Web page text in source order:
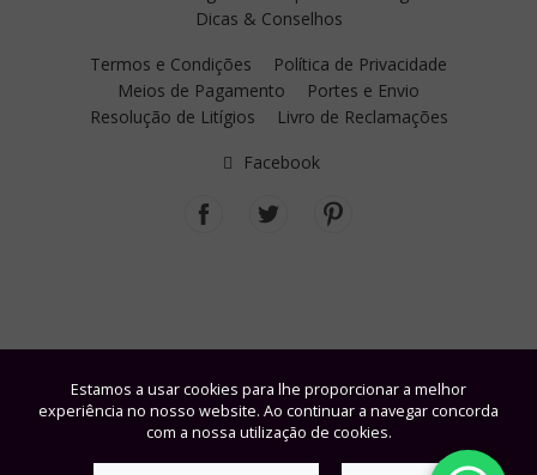
Estamos a usar cookies para lhe proporcionar a melhor
experiência no nosso website. Ao continuar a navegar concorda
com a nossa utilização de cookies.
Dicas & Conselhos
Termos e Condições
Política de Privacidade
Meios de Pagamento
Portes e Envio
Resolução de Litígios
Livro de Reclamações
Facebook